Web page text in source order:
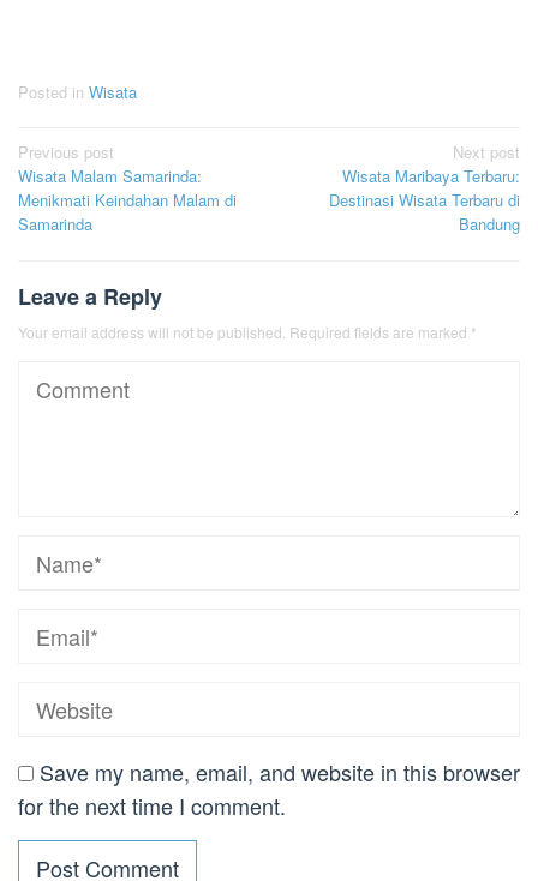
Posted in Wisata
Post
navigation
Previous post
Wisata Malam Samarinda:
Menikmati Keindahan Malam di
Samarinda
Next post
Wisata Maribaya Terbaru:
Destinasi Wisata Terbaru di
Bandung
Leave a Reply
Your email address will not be published. Required fields are marked *
Save my name, email, and website in this browser
for the next time I comment.